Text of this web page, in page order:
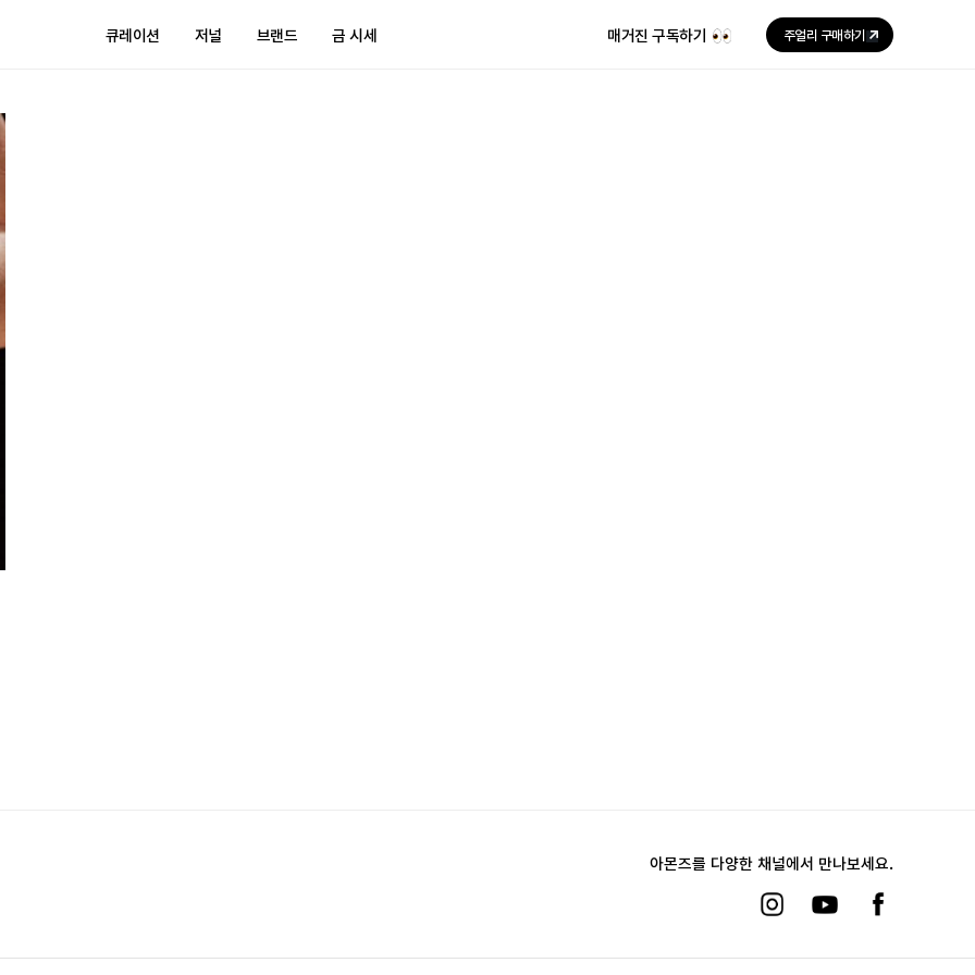
큐레이션
저널 브랜드 금 시세 매거진 구독하기 주얼리 구매하기
아몬즈를 다양한 채널에서 만나보세요.